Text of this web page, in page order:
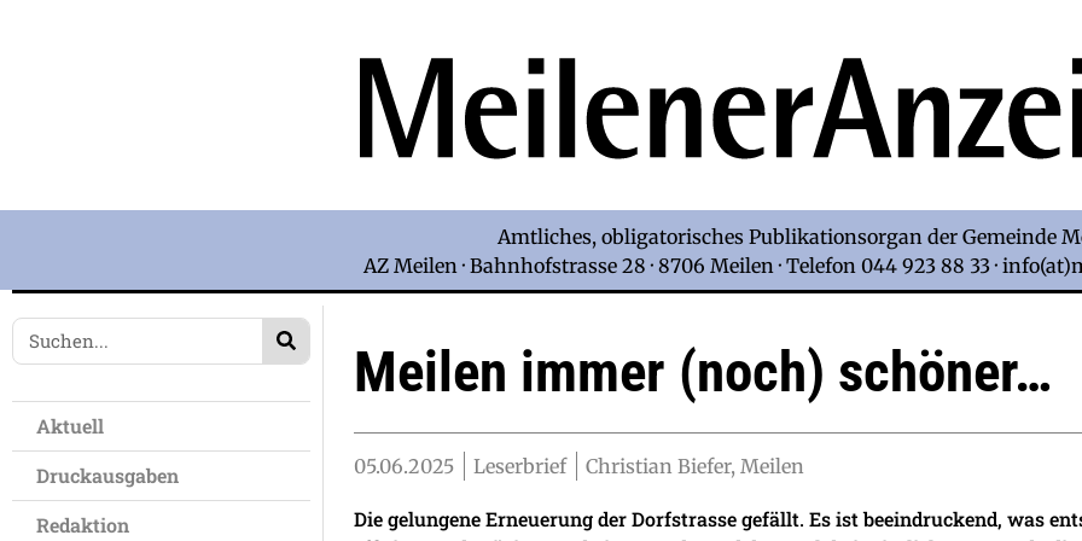
Amtliches, obligatorisches Publikationsorgan der Gemeinde
AZ Meilen · Bahnhofstrasse 28 · 8706 Meilen · Telefon 044 923 88 33 ·
Aktuell
Druckausgaben
Redaktion
Meilen immer (noch) schöner…
05.06.2025 Leserbrief Christian Biefer, Meilen
Die gelungene Erneuerung der Dorfstrasse gefällt. Es ist beeindruckend, was